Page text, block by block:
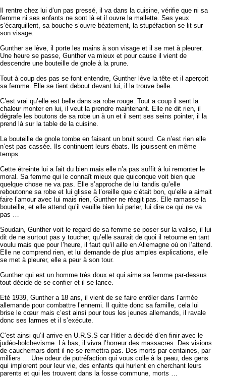
Il rentre chez lui d’un pas pressé, il va dans la cuisine, vérifie que ni sa
femme ni ses enfants ne sont là et il ouvre la mallette. Ses yeux
s’écarquillent, sa bouche s’ouvre béatement, la stupéfaction se lit sur
son visage.
Gunther se lève, il porte les mains à son visage et il se met à pleurer.
Une heure se passe, Gunther va mieux et pour cause il vient de
descendre une bouteille de gnole à la prune.
Tout à coup des pas se font entendre, Gunther lève la tête et il aperçoit
sa femme. Elle se tient debout devant lui, il la trouve belle.
C’est vrai qu’elle est belle dans sa robe rouge. Tout a coup il sent la
chaleur monter en lui, il veut la prendre maintenant. Elle ne dit rien, il
dégrafe les boutons de sa robe un à un et il sent ses seins pointer, il la
prend là sur la table de la cuisine.
La bouteille de gnole tombe en faisant un bruit sourd. Ce n’est rien elle
n’est pas cassée. Ils continuent leurs ébats. Ils jouissent en même
temps.
Cette étreinte lui a fait du bien mais elle n’a pas suffit à lui remonter le
moral. Sa femme qui le connaît mieux que quiconque voit bien que
quelque chose ne va pas. Elle s’approche de lui tandis qu’elle
reboutonne sa robe et lui glisse à l’oreille que c’était bon, qu’elle a aimait
faire l’amour avec lui mais rien, Gunther ne réagit pas. Elle ramasse la
bouteille, et elle attend qu’il veuille bien lui parler, lui dire ce qui ne va
pas …
Soudain, Gunther voit le regard de sa femme se poser sur la valise, il lui
dit de ne surtout pas y toucher, qu’elle saurait de quoi il retourne en tant
voulu mais que pour l’heure, il faut qu’il aille en Allemagne où on l’attend.
Elle ne comprend rien, et lui demande de plus amples explications, elle
se met à pleurer, elle a peur à son tour.
Gunther qui est un homme très doux et qui aime sa femme par-dessus
tout décide de se confier et il se lance.
Eté 1939, Gunther a 18 ans, il vient de se faire enrôler dans l’armée
allemande pour combattre l’ennemi. Il quitte donc sa famille, cela lui
brise le cœur mais c’est ainsi pour tous les jeunes allemands, il ravale
donc ses larmes et il s’exécute.
C’est ainsi qu’il arrive en U.R.S.S car Hitler a décidé d’en finir avec le
judéo-bolchevisme. Là bas, il vivra l’horreur des massacres. Des visions
de cauchemars dont il ne se remettra pas. Des morts par centaines, par
milliers … Une odeur de putréfaction qui vous colle à la peau, des gens
qui implorent pour leur vie, des enfants qui hurlent en cherchant leurs
parents et qui les trouvent dans la fosse commune, morts …